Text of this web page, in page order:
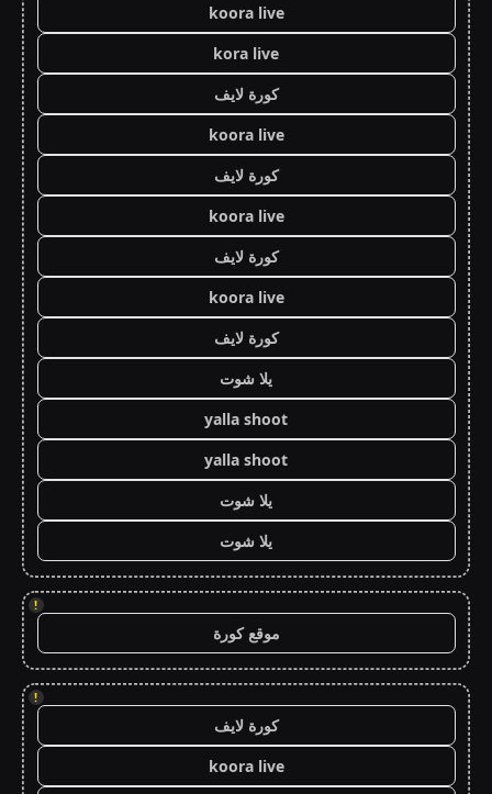
koora live
kora live
كورة لايف
koora live
كورة لايف
koora live
كورة لايف
koora live
كورة لايف
يلا شوت
yalla shoot
yalla shoot
يلا شوت
يلا شوت
!
موقع كورة
!
كورة لايف
koora live